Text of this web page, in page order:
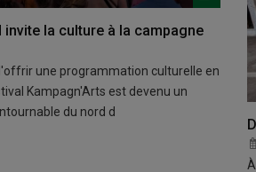
invite la culture à la campagne
une programmation culturelle en
Kampagn'Arts est devenu un
du nord d